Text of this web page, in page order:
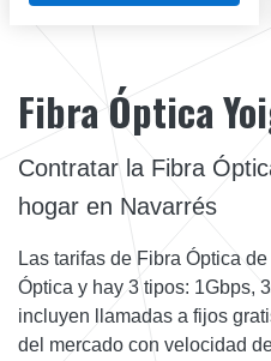
Fibra Óptica
Contratar la Fibra
hogar en Navarrés
Las tarifas de Fibra Óptica
Óptica y hay 3 tipos: 1Gbps,
incluyen llamadas a fijos
del mercado con velocidad